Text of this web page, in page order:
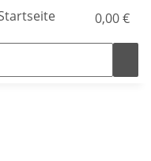
0,00 €